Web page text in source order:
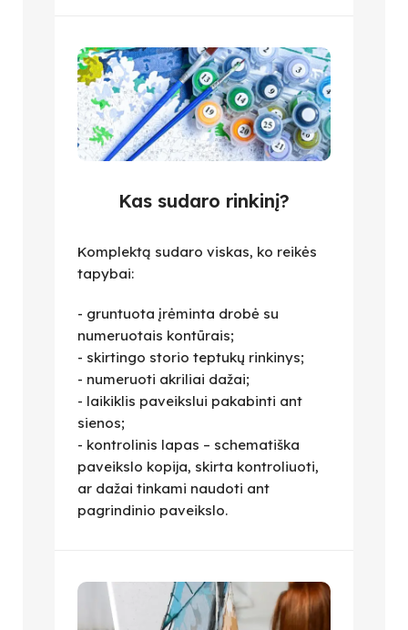
Kas sudaro rinkinį?
Komplektą sudaro viskas, ko reikės
tapybai:
- gruntuota įrėminta drobė su
numeruotais kontūrais;
- skirtingo storio teptukų rinkinys;
- numeruoti akriliai dažai;
- laikiklis paveikslui pakabinti ant
sienos;
- kontrolinis lapas – schematiška
paveikslo kopija, skirta kontroliuoti,
ar dažai tinkami naudoti ant
pagrindinio paveikslo.